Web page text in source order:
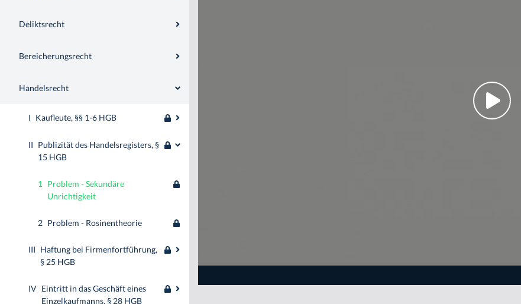
Deliktsrecht
Bereicherungsrecht
Handelsrecht
I Kaufleute, §§ 1-6 HGB
II Publizität des Handelsregisters, §
15 HGB
1
Problem - Sekundäre
Unrichtigkeit
2 Problem - Rosinentheorie
III Haftung bei Firmenfortführung,
§ 25 HGB
IV Eintritt in das Geschäft eines
Einzelkaufmanns, § 28 HGB